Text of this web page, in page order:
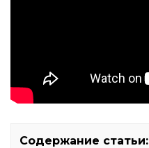
Содержание статьи: